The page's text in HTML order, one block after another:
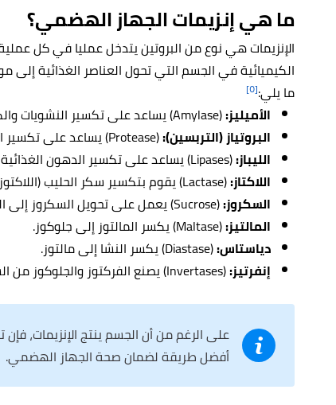
ما هي إنزيمات الجهاز الهضمي؟
الإنزيمات هي نوع من البروتين يتدخل عمليا في كل
الكيميائية في الجسم التي تحول العناصر الغذائية
ما يلي:[٥]
الأميليز:(Amylase) يساعد على تكسير النشويات والكربوهيدرات في تجويف الفم.
البروتياز (التربسين):(Protease) يساعد على تكسير البروتينات.
الليباز:(Lipases) يساعد على تكسير الدهون الغذائية إلى جلسرين وأحماض دهنية.
اللاكتاز:(Lactase) يقوم بتكسير سكر الحليب (اللاكتوز) إلى الجلوكوز والجلاكتوز.
السكروز:(Sucrose) يعمل على تحويل السكروز إلى الجلوكوز والفركتوز.
المالتيز:(Maltase) يكسر المالتوز إلى جلوكوز.
دياستاس:(Diastase) يكسر النشا إلى مالتوز.
إنفرتيز:(Invertases) يصنع الفركتوز والجلوكوز من السكروز.
على الرغم من أن الجسم ينتج الإنزيمات،
أفضل طريقة لضمان صحة الجهاز الهضمي.